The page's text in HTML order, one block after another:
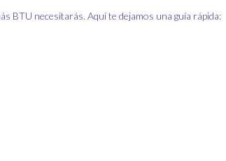
BTU necesitarás. Aquí te dejamos una guía rápida: